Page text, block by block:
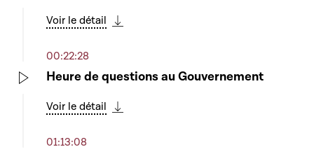
Voir le détail
00:22:28
Heure de questions au Gouvernement
Voir le détail
01:13:08